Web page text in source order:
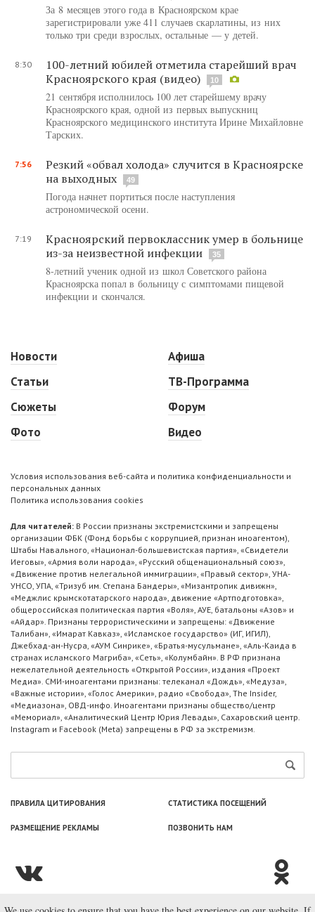
За 8 месяцев этого года в Красноярском крае
зарегистрировали уже 411 случаев скарлатины, из них
только три среди взрослых, остальные — у детей.
8:30
100-летний юбилей отметила старейший врач
Красноярского края (видео)
10
21 сентября исполнилось 100 лет старейшему врачу
Красноярского края, одной из первых выпускниц
Красноярского медицинского института Ирине Михайловне
Тарских.
7:56
Резкий «обвал холода» случится в Красноярске
на выходных
49
Погода начнет портиться после наступления
астрономической осени.
7:19
Красноярский первоклассник умер в больнице
из-за неизвестной инфекции
35
8-летний ученик одной из школ Советского района
Красноярска попал в больницу с симптомами пищевой
инфекции и скончался.
Новости
Статьи
Сюжеты
Фото
Афиша
ТВ-Программа
Форум
Видео
Условия использования веб-сайта и политика конфиденциальности и
персональных данных
Политика использования cookies
Для читателей: В России признаны экстремистскими и запрещены
организации ФБК (Фонд борьбы с коррупцией, признан иноагентом),
Штабы Навального, «Национал-большевистская партия», «Свидетели
Иеговы», «Армия воли народа», «Русский общенациональный союз»,
«Движение против нелегальной иммиграции», «Правый сектор», УНА-
УНСО, УПА, «Тризуб им. Степана Бандеры», «Мизантропик дивижн»,
«Меджлис крымскотатарского народа», движение «Артподготовка»,
общероссийская политическая партия «Воля», АУЕ, батальоны «Азов» и
«Айдар». Признаны террористическими и запрещены: «Движение
Талибан», «Имарат Кавказ», «Исламское государство» (ИГ, ИГИЛ),
Джебхад-ан-Нусра, «АУМ Синрике», «Братья-мусульмане», «Аль-Каида в
странах исламского Магриба», «Сеть», «Колумбайн». В РФ признана
нежелательной деятельность «Открытой России», издания «Проект
Медиа». СМИ-иноагентами признаны: телеканал «Дождь», «Медуза»,
«Важные истории», «Голос Америки», радио «Свобода», The Insider,
«Медиазона», ОВД-инфо. Иноагентами признаны общество/центр
«Мемориал», «Аналитический Центр Юрия Левады», Сахаровский центр.
Instagram и Facebook (Metа) запрещены в РФ за экстремизм.
ПРАВИЛА ЦИТИРОВАНИЯ СТАТИСТИКА ПОСЕЩЕНИЙ
РАЗМЕЩЕНИЕ РЕКЛАМЫ ПОЗВОНИТЬ НАМ
© ООО «Лаборатория Новоcтей», 2003—2026.